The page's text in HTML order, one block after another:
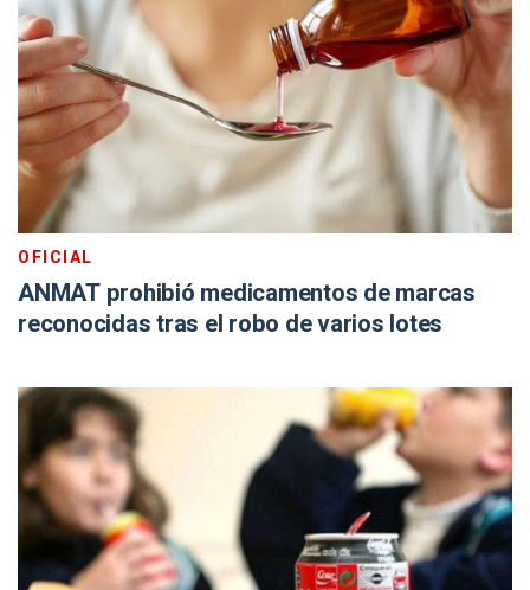
OFICIAL
ANMAT prohibió medicamentos de marcas
reconocidas tras el robo de varios lotes